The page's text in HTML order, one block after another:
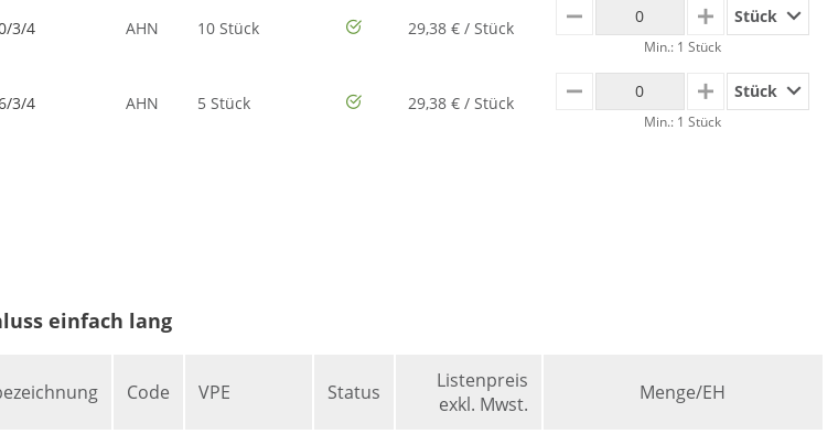
3/4 AHN 10 Stück 29,38 € / Stück MINUS PLUSStück
Min.: 1 Stück
3/4 AHN 5 Stück 29,38 € / Stück MINUS PLUSStück
Min.: 1 Stück
einfach lang
Code VPE Status
Listenpreis
exkl. Mwst.
Menge/EH